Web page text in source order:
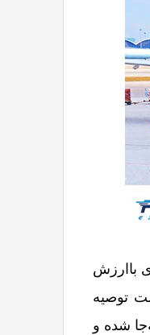
باارزش
توصیه
شده و